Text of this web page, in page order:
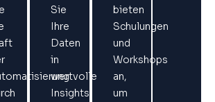
Sie
Ihre
Daten
in
wertvolle
Insights,
bieten
Schulungen
und
Workshops
an,
um